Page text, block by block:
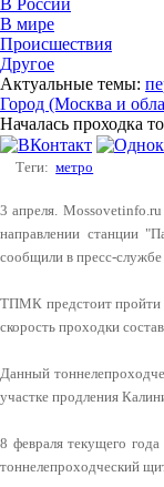
В России
В мире
Происшествия
Другое
Актуальные темы:
Город (Москва и
Началась проходка
Теги: метро
3 апреля.
направлении станции
сообщили в пресс-
ТПМК предстоит пройти
скорость проходки
Данный
участке продления
8 февраля текущего
тоннелепроходческий